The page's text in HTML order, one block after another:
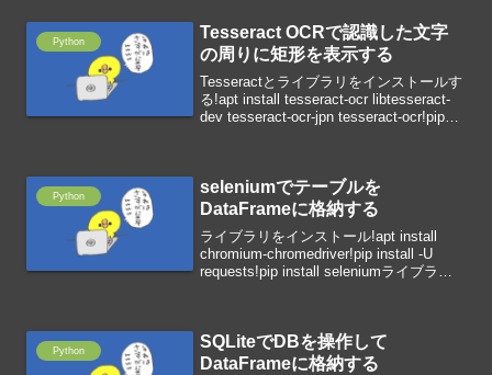
Python
Tesseract OCRで認識した文字
の周りに矩形を表示する
Tesseractとライブラリをインストールす
る!apt install tesseract-ocr libtesseract-
dev tesseract-ocr-jpn tesseract-ocr!pip
Python
seleniumでテーブルを
DataFrameに格納する
ライブラリをインストール!apt install
chromium-chromedriver!pip install -U
requests!pip install seleniumライブラリ
Python
SQLiteでDBを操作して
DataFrameに格納する